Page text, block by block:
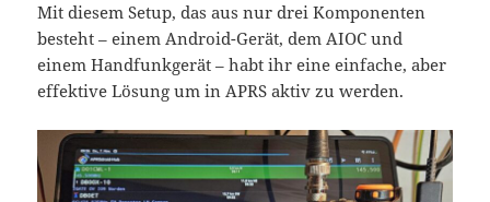
Mit diesem Setup, das aus nur drei Komponenten
besteht – einem Android-Gerät, dem AIOC und
einem Handfunkgerät – habt ihr eine einfache, aber
effektive Lösung um in APRS aktiv zu werden.